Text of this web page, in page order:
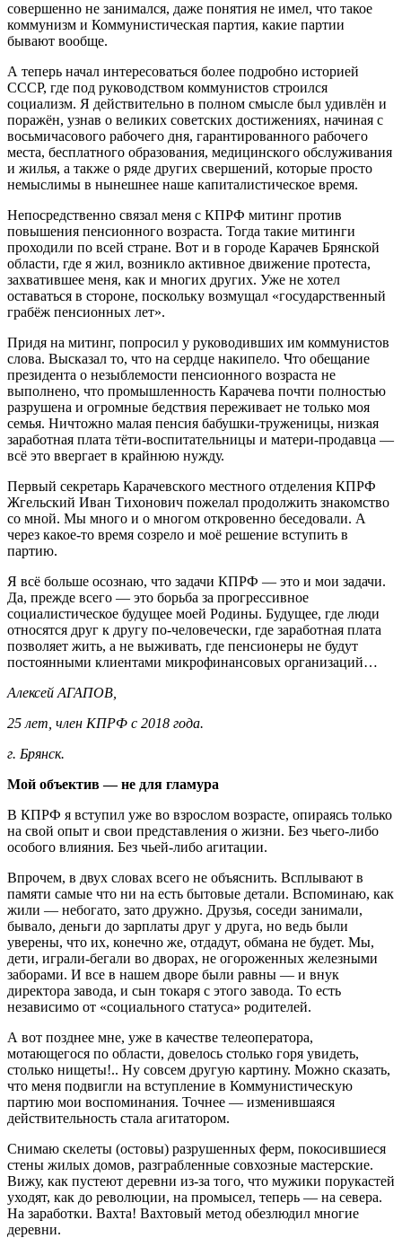
совершенно не занимался, даже понятия не имел, что такое
коммунизм и Коммунистическая партия, какие партии
бывают вообще.
А теперь начал интересоваться более подробно историей
СССР, где под руководством коммунистов строился
социализм. Я действительно в полном смысле был удивлён и
поражён, узнав о великих советских достижениях, начиная с
восьмичасового рабочего дня, гарантированного рабочего
места, бесплатного образования, медицинского обслуживания
и жилья, а также о ряде других свершений, которые просто
немыслимы в нынешнее наше капиталистическое время.
Непосредственно связал меня с КПРФ митинг против
повышения пенсионного возраста. Тогда такие митинги
проходили по всей стране. Вот и в городе Карачев Брянской
области, где я жил, возникло активное движение протеста,
захватившее меня, как и многих других. Уже не хотел
оставаться в стороне, поскольку возмущал «государственный
грабёж пенсионных лет».
Придя на митинг, попросил у руководивших им коммунистов
слова. Высказал то, что на сердце накипело. Что обещание
президента о незыблемости пенсионного возраста не
выполнено, что промышленность Карачева почти полностью
разрушена и огромные бедствия переживает не только моя
семья. Ничтожно малая пенсия бабушки-труженицы, низкая
заработная плата тёти-воспитательницы и матери-продавца —
всё это ввергает в крайнюю нужду.
Первый секретарь Карачевского местного отделения КПРФ
Жгельский Иван Тихонович пожелал продолжить знакомство
со мной. Мы много и о многом откровенно беседовали. А
через какое-то время созрело и моё решение вступить в
партию.
Я всё больше осознаю, что задачи КПРФ — это и мои задачи.
Да, прежде всего — это борьба за прогрессивное
социалистическое будущее моей Родины. Будущее, где люди
относятся друг к другу по-человечески, где заработная плата
позволяет жить, а не выживать, где пенсионеры не будут
постоянными клиентами микрофинансовых организаций…
Алексей АГАПОВ,
25 лет, член КПРФ с 2018 года.
г. Брянск.
Мой объектив — не для гламура
В КПРФ я вступил уже во взрослом возрасте, опираясь только
на свой опыт и свои представления о жизни. Без чьего-либо
особого влияния. Без чьей-либо агитации.
Впрочем, в двух словах всего не объяснить. Всплывают в
памяти самые что ни на есть бытовые детали. Вспоминаю, как
жили — небогато, зато дружно. Друзья, соседи занимали,
бывало, деньги до зарплаты друг у друга, но ведь были
уверены, что их, конечно же, отдадут, обмана не будет. Мы,
дети, играли-бегали во дворах, не огороженных железными
заборами. И все в нашем дворе были равны — и внук
директора завода, и сын токаря с этого завода. То есть
независимо от «социального статуса» родителей.
А вот позднее мне, уже в качестве телеоператора,
мотающегося по области, довелось столько горя увидеть,
столько нищеты!.. Ну совсем другую картину. Можно сказать,
что меня подвигли на вступление в Коммунистическую
партию мои воспоминания. Точнее — изменившаяся
действительность стала агитатором.
Снимаю скелеты (остовы) разрушенных ферм, покосившиеся
стены жилых домов, разграбленные совхозные мастерские.
Вижу, как пустеют деревни из-за того, что мужики порукастей
уходят, как до революции, на промысел, теперь — на севера.
На заработки. Вахта! Вахтовый метод обезлюдил многие
деревни.